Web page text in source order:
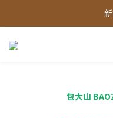
全館，滿888
全館現貨
包大山